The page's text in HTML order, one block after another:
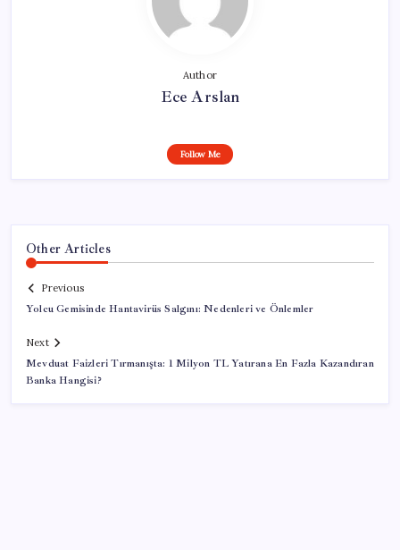
Author
Ece Arslan
Follow Me
Other Articles
Previous
Yolcu Gemisinde Hantavirüs Salgını: Nedenleri ve Önlemler
Next
Mevduat Faizleri Tırmanışta: 1 Milyon TL Yatırana En Fazla Kazandıran
Banka Hangisi?